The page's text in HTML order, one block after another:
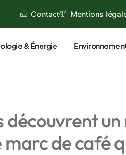
Contact Mentions
& Énergie
découvrent
de café